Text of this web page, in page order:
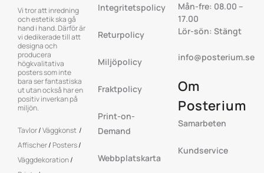
Vi tror att inredning
och estetik ska gå
hand i hand. Därför är
vi dedikerade till att
designa och
producera
högkvalitativa
posters som inte
bara ser fantastiska
ut utan också har en
positiv inverkan på
miljön.
Tavlor/Väggkonst /
Affischer/ Posters/
Väggdekoration/
Integritetspolicy
Returpolicy
Miljöpolicy
Fraktpolicy
Print-on-
Demand
Webbplatskarta
Mån-fre: 08.00 –
17.00
Lör-sön: Stängt
info@posterium.se
Om
Posterium
Samarbeten
Kundservice